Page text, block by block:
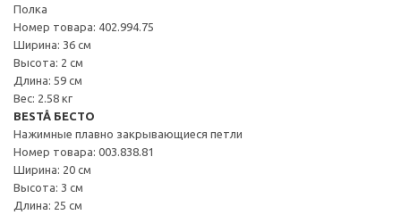
Полка
Номер товара: 402.994.75
Ширина: 36 см
Высота: 2 см
Длина: 59 см
Вес: 2.58 кг
BESTÅ БЕСТО
Нажимные плавно закрывающиеся петли
Номер товара: 003.838.81
Ширина: 20 см
Высота: 3 см
Длина: 25 см